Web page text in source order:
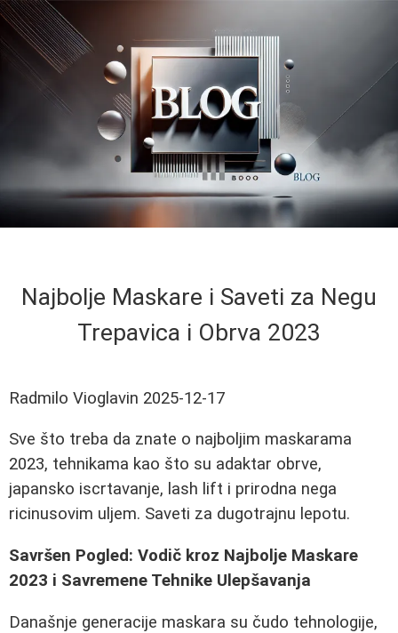
Najbolje Maskare i Saveti za Negu
Trepavica i Obrva 2023
Radmilo Vioglavin 2025-12-17
Sve što treba da znate o najboljim maskarama
2023, tehnikama kao što su adaktar obrve,
japansko iscrtavanje, lash lift i prirodna nega
ricinusovim uljem. Saveti za dugotrajnu lepotu.
Savršen Pogled: Vodič kroz Najbolje Maskare
2023 i Savremene Tehnike Ulepšavanja
Današnje generacije maskara su čudo tehnologije,